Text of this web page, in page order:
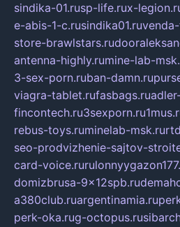
sindika-01.rusp-life.rux-
e-abis-1-c.rusindika01.ru
store-brawlstars.ru
antenna-highly.rumine-lab-
3-sex-porn.ruban-damn.ru
viagra-tablet.rufasbags.ru
fincontech.ru3sexporn.ru
rebus-toys.ruminelab-msk.ru
seo-prodvizhenie-sajtov-
card-voice.ru
domizbrusa-9x12spb.ru
a380club.ruargentinamia.ru
perk-oka.rug-octopus.ru